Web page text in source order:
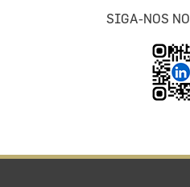
SIGA-NOS NO